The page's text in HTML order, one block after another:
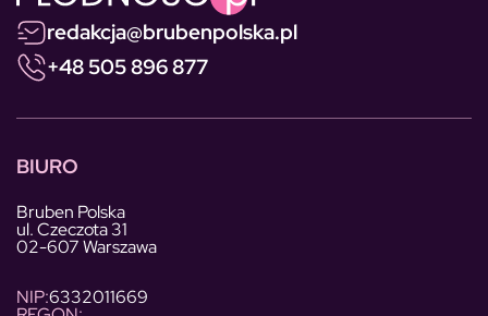
redakcja@brubenpolska.pl
+48 505 896 877
BIURO
Bruben Polska
ul. Czeczota 31
02-607 Warszawa
NIP:6332011669